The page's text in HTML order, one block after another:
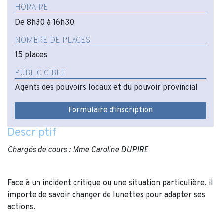
HORAIRE
De 8h30 à 16h30
NOMBRE DE PLACES
15 places
PUBLIC CIBLE
Agents des pouvoirs locaux et du pouvoir provincial
Formulaire d'inscription
Descriptif
Chargés de cours : Mme Caroline DUPIRE
Face à un incident critique ou une situation particulière, il
importe de savoir changer de lunettes pour adapter ses
actions.